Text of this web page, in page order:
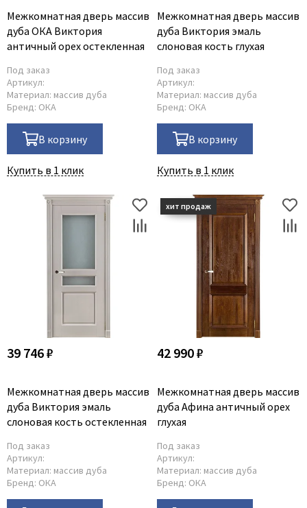
Межкомнатная дверь массив
дуба ОКА Виктория
античный орех остекленная
Под заказ
Артикул:
Материал: массив дуба
Бренд: ОКА
В корзину
Купить в 1 клик
Межкомнатная дверь массив
дуба Виктория эмаль
слоновая кость глухая
Под заказ
Артикул:
Материал: массив дуба
Бренд: ОКА
В корзину
Купить в 1 клик
39 746 ₽
Межкомнатная дверь массив
дуба Виктория эмаль
слоновая кость остекленная
Под заказ
Артикул:
Материал: массив дуба
Бренд: ОКА
42 990 ₽
Межкомнатная дверь массив
дуба Афина античный орех
глухая
Под заказ
Артикул:
Материал: массив дуба
Бренд: ОКА